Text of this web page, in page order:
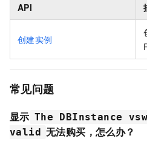
API
创建实例
常见问题
显示 The DBInstance
valid 无法购买，怎么办？